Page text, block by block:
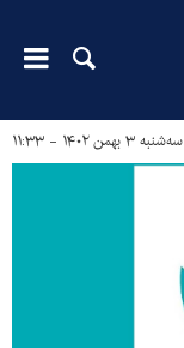
سه‌شنبه ۳ بهمن ۱۴۰۲ - ۱۱:۳۳